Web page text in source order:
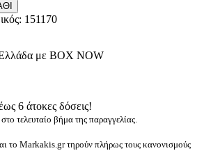
151170
με BOX NOW
6 άτοκες δόσεις!
τελευταίο βήμα της παραγγελίας.
Markakis.gr τηρούν πλήρως τους κανονισμούς